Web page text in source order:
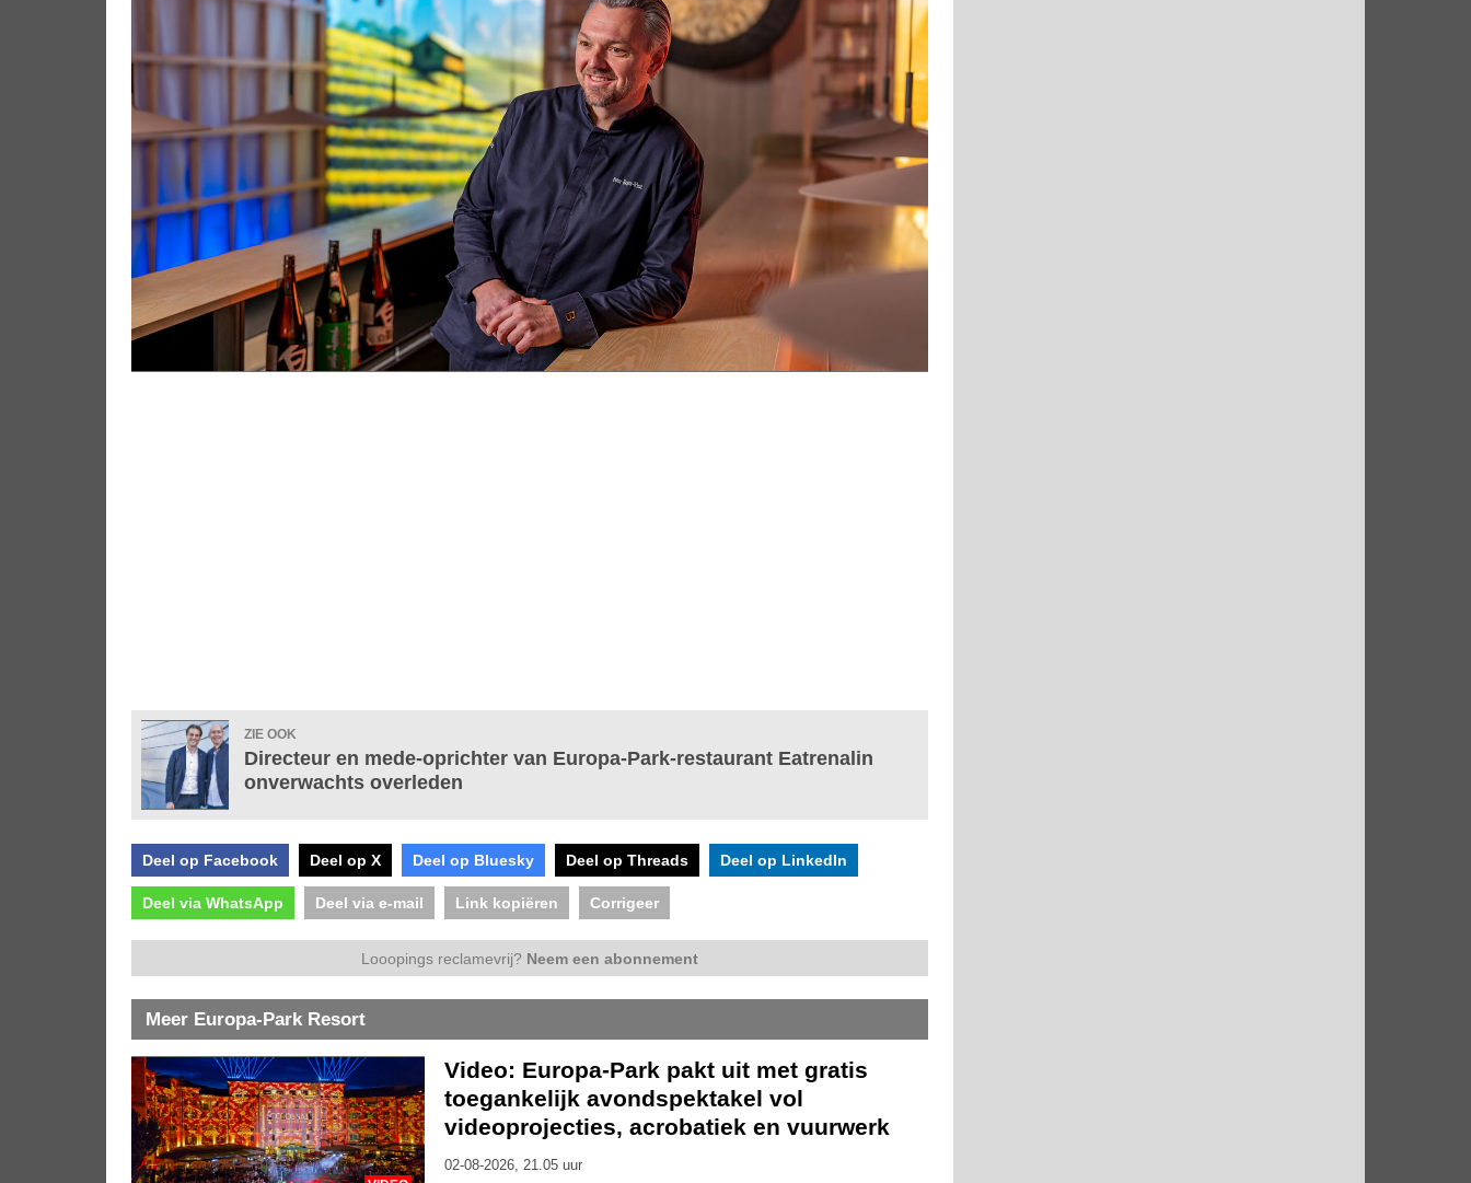
ZIE OOK
Directeur en mede-oprichter van Europa-Park-restaurant Eatrenalin
onverwachts overleden
Deel op Facebook Deel op X Deel op Bluesky Deel op Threads Deel op LinkedIn
Deel via WhatsApp Deel via e-mail Link kopiëren Corrigeer
Looopings reclamevrij? Neem een abonnement
Meer Europa-Park Resort
Video: Europa-Park pakt uit met gratis
toegankelijk avondspektakel vol
videoprojecties, acrobatiek en vuurwerk
02-08-2026, 21.05 uur